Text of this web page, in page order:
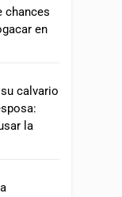
chances
en
calvario
la